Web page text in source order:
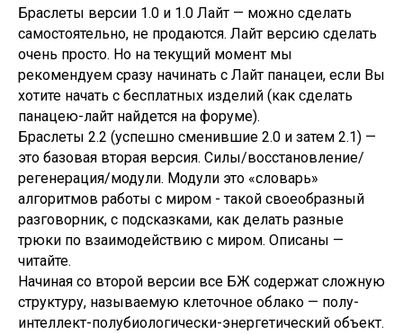
Браслеты версии 1.0 и 1.0 Лайт — можно сделать
самостоятельно, не продаются. Лайт версию сделать
очень просто. Но на текущий момент мы
рекомендуем сразу начинать с Лайт панацеи, если Вы
хотите начать с бесплатных изделий (как сделать
панацею-лайт найдется на форуме).
Браслеты 2.2 (успешно сменившие 2.0 и затем 2.1) —
это базовая вторая версия. Силы/восстановление/
регенерация/модули. Модули это «словарь»
алгоритмов работы с миром - такой своеобразный
разговорник, с подсказками, как делать разные
трюки по взаимодействию с миром. Описаны —
читайте.
Начиная со второй версии все БЖ содержат сложную
структуру, называемую клеточное облако — полу-
интеллект-полубиологически-энергетический объект.